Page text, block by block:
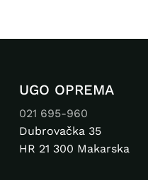
UGO OPREMA
021 695-960
Dubrovačka 35
HR 21 300 Makarska